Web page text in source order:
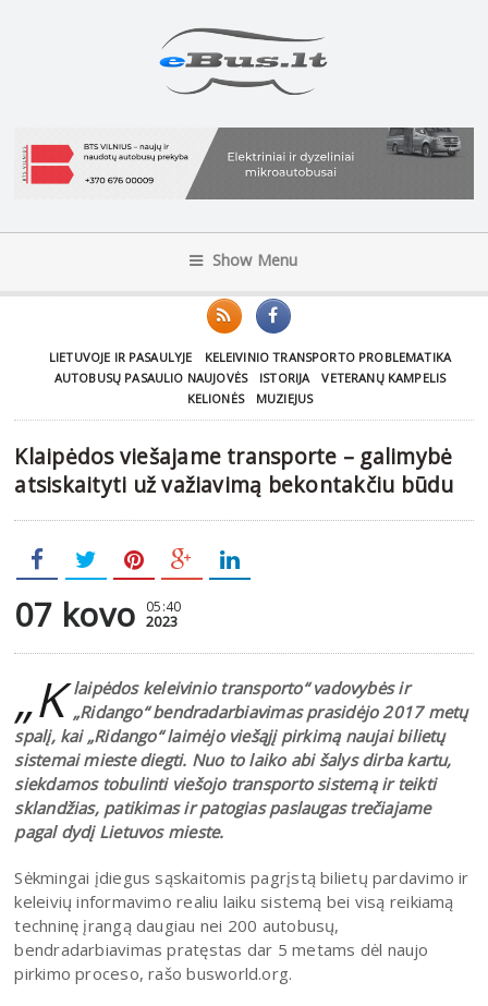
Show Menu
LIETUVOJE IR PASAULYJE
KELEIVINIO TRANSPORTO PROBLEMATIKA
AUTOBUSŲ PASAULIO NAUJOVĖS
ISTORIJA
VETERANŲ KAMPELIS
KELIONĖS
MUZIEJUS
Klaipėdos viešajame transporte – galimybė
atsiskaityti už važiavimą bekontakčiu būdu
07 kovo 05:40
2023
„K laipėdos keleivinio transporto“ vadovybės ir
„Ridango“ bendradarbiavimas prasidėjo 2017 metų
spalį, kai „Ridango“ laimėjo viešąjį pirkimą naujai bilietų
sistemai mieste diegti. Nuo to laiko abi šalys dirba kartu,
siekdamos tobulinti viešojo transporto sistemą ir teikti
sklandžias, patikimas ir patogias paslaugas trečiajame
pagal dydį Lietuvos mieste.
Sėkmingai įdiegus sąskaitomis pagrįstą bilietų pardavimo ir
keleivių informavimo realiu laiku sistemą bei visą reikiamą
techninę įrangą daugiau nei 200 autobusų,
bendradarbiavimas pratęstas dar 5 metams dėl naujo
pirkimo proceso, rašo busworld.org.